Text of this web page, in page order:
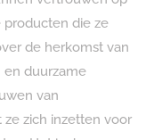
die ze
de herkomst van
duurzame
van
zich inzetten voor